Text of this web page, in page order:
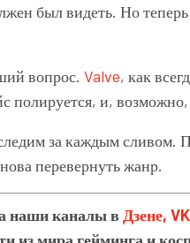
был видеть. Но
вопрос. Valve, как
полируется, и,
за каждым сливом.
перевернуть жанр.
наши каналы в Дзене, VK
из мира гейминга и